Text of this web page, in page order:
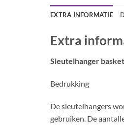
EXTRA INFORMATIE
Extra
Sleutelhanger
Bedrukking
De sleutelhangers
gebruiken. De